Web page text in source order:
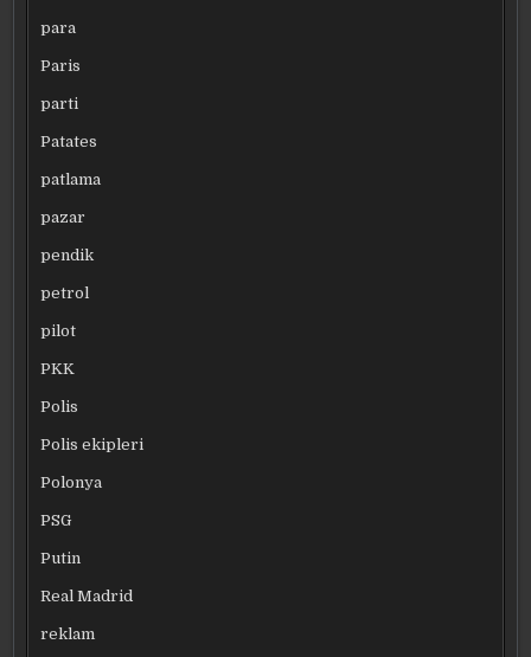
para
Paris
parti
Patates
patlama
pazar
pendik
petrol
pilot
PKK
Polis
Polis ekipleri
Polonya
PSG
Putin
Real Madrid
reklam